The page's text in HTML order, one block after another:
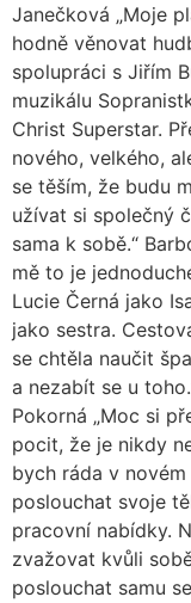
Janečková „Moje
hodně věnovat
spolupráci s Jiřím
muzikálu
Christ Superstar.
nového, velkého,
se těším, že budu
užívat si společný
sama k sobě.“
mě to je
Lucie Černá jako
jako sestra.
se chtěla naučit
a nezabít se u
Pokorná „Moc si
pocit, že je nikdy
bych ráda v
poslouchat svoje
pracovní nabídky.
zvažovat kvůli
poslouchat samu